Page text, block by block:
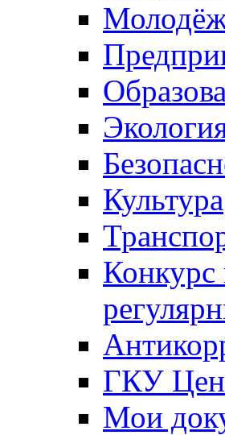
Культура
Конкурс
ГКУ
Мои